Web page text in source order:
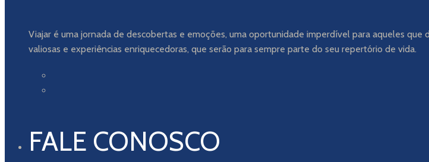
Viajar é uma jornada de descobertas e emoções, uma oportunidade imperdível para aqueles
valiosas e experiências enriquecedoras, que serão para sempre parte do seu repertório de vida.
FALE CONOSCO